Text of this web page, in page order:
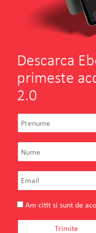
Descarca
primeste
2.0
Am citit si sunt de